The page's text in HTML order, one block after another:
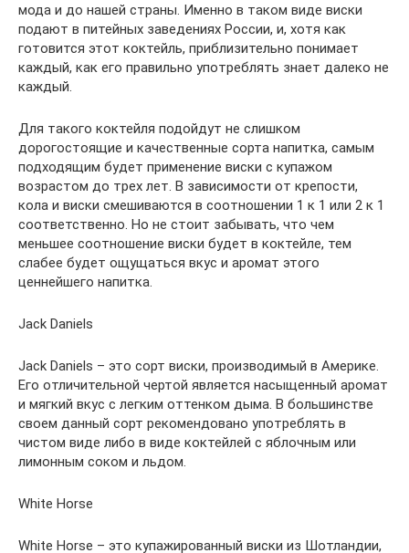
мода и до нашей страны. Именно в таком виде виски
подают в питейных заведениях России, и, хотя как
готовится этот коктейль, приблизительно понимает
каждый, как его правильно употреблять знает далеко не
каждый.
Для такого коктейля подойдут не слишком
дорогостоящие и качественные сорта напитка, самым
подходящим будет применение виски с купажом
возрастом до трех лет. В зависимости от крепости,
кола и виски смешиваются в соотношении 1 к 1 или 2 к 1
соответственно. Но не стоит забывать, что чем
меньшее соотношение виски будет в коктейле, тем
слабее будет ощущаться вкус и аромат этого
ценнейшего напитка.
Jack Daniels
Jack Daniels – это сорт виски, производимый в Америке.
Его отличительной чертой является насыщенный аромат
и мягкий вкус с легким оттенком дыма. В большинстве
своем данный сорт рекомендовано употреблять в
чистом виде либо в виде коктейлей с яблочным или
лимонным соком и льдом.
White Horse
White Horse – это купажированный виски из Шотландии,